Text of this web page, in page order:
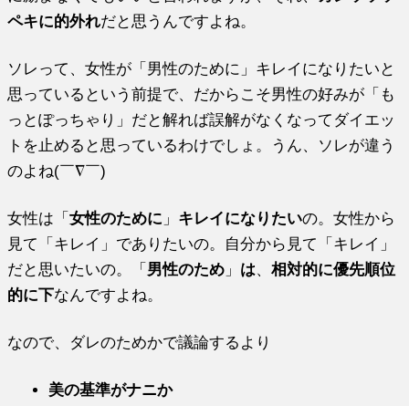
ペキに的外れだと思うんですよね。
ソレって、女性が「男性のために」キレイになりたいと
思っているという前提で、だからこそ男性の好みが「も
っとぽっちゃり」だと解れば誤解がなくなってダイエッ
トを止めると思っているわけでしょ。うん、ソレが違う
のよね(￣∇￣)
女性は「女性のために 」 キレイになりたいの。女性から
見て「キレイ」でありたいの。自分から見て「キレイ」
だと思いたいの。「 男性のため 」 は、相対的に優先順位
的に下なんですよね。
なので、ダレのためかで議論するより
美の基準がナニか